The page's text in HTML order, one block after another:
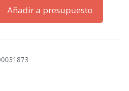
Añadir a presupuesto